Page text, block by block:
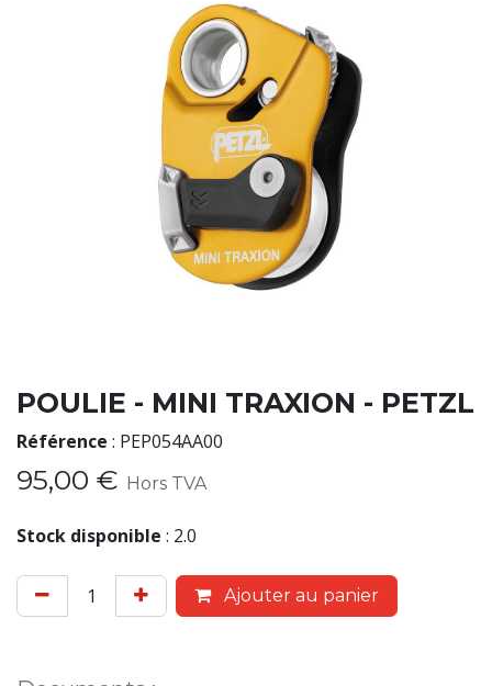
POULIE - MINI TRAXION - PETZL
Référence : PEP054AA00
95,00 € Hors TVA
Stock disponible : 2.0
Ajouter au panier